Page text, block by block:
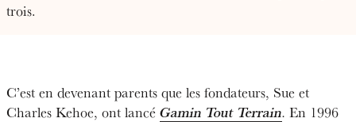
trois.
C’est en devenant parents que les fondateurs, Sue et
Charles Kehoe, ont lancé Gamin Tout Terrain. En 1996